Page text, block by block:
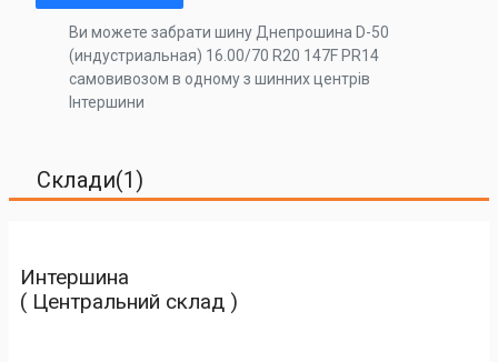
Ви можете забрати шину Днепрошина D-50
(индустриальная) 16.00/70 R20 147F PR14
самовивозом в одному з шинних центрів
Інтершини
Склади(1)
Интершина
( Центральний склад )